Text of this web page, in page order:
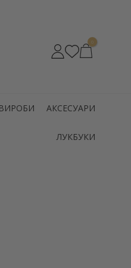
0
ВИРОБИ АКСЕСУАРИ
ЛУКБУКИ